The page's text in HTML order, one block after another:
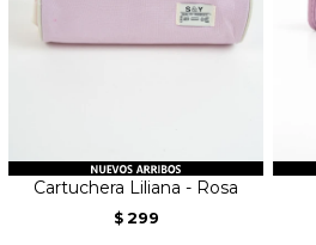
Cartuchera Liliana - Rosa
$ 299